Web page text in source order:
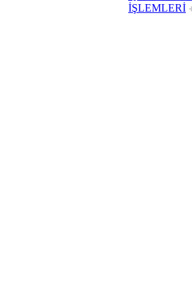
İŞLEMLERİ